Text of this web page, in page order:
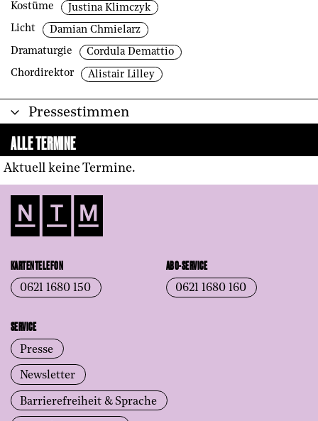
Kostüme
Justina Klimczyk
Licht
Damian Chmielarz
Dramaturgie
Cordula Demattio
Chordirektor
Alistair Lilley
Pressestimmen
ALLE TERMINE
Aktuell keine Termine.
KARTENTELEFON
0621 1680 150
ABO-SERVICE
0621 1680 160
SERVICE
Presse
Newsletter
Barrierefreiheit & Sprache